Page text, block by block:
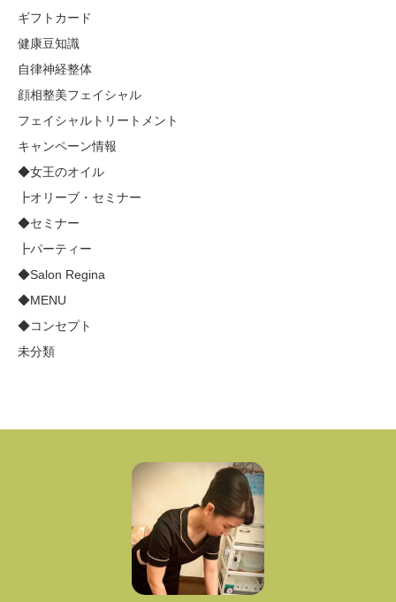
ギフトカード
健康豆知識
自律神経整体
顔相整美フェイシャル
フェイシャルトリートメント
キャンペーン情報
◆女王のオイル
┣オリーブ・セミナー
◆セミナー
┣パーティー
◆Salon Regina
◆MENU
◆コンセプト
未分類